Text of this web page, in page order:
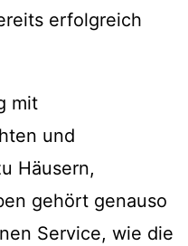
erfolgreich
mit
und
Häusern,
gehört genauso
Service, wie die